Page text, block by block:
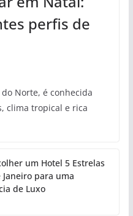
perfis de
Norte, é conhecida
clima tropical e rica
um Hotel 5 Estrelas
Janeiro para uma
de Luxo